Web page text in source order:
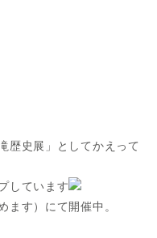
歴史展」としてかえって
しています
ます）にて開催中。